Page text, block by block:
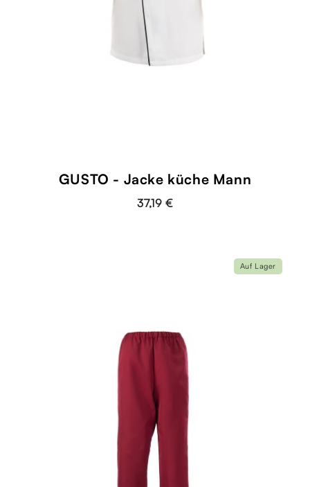
GUSTO - Jacke küche Mann
37,19 €
Auf Lager